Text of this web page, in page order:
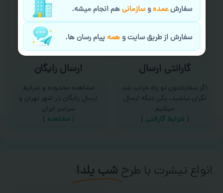
گارانتی ارسال
اگر سفارشتون تو راه خراب شد
نگران نباشید، یکی دیگه ارسال
میکنیم
( شرایط گارانتی )
ارسال رایگان
مشاهده محدوده و شرایط
ارسال رایگان در شهر تهران و
سراسر ایران
(مشاهده )
انواع تیشرت با طرحشب یلدا
سفارشعمدهوسازمانیهم انجام میشه.
سفارش از طریق سایت وهمهپیام رسان ها.